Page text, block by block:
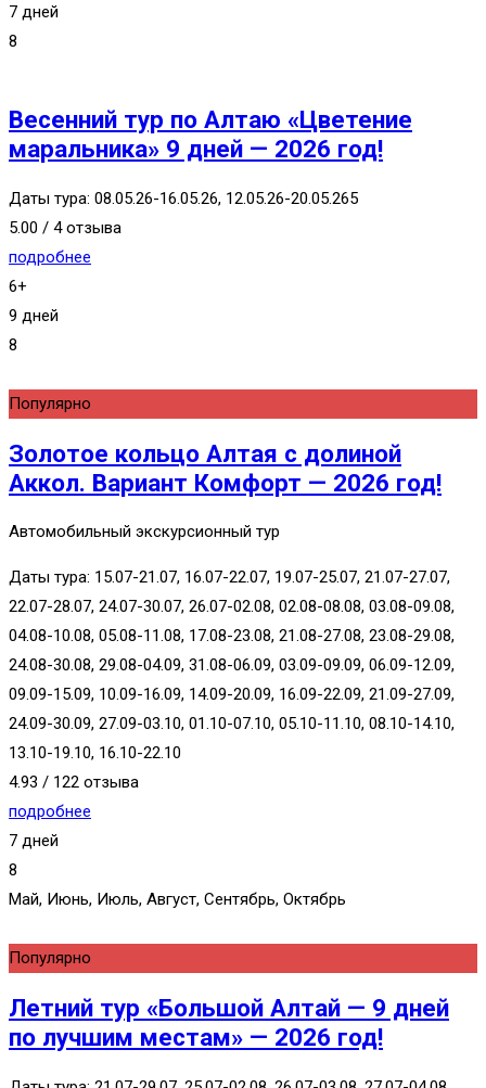
7 дней
8
Весенний тур по Алтаю «Цветение
маральника» 9 дней — 2026 год!
Даты тура: 08.05.26-16.05.26, 12.05.26-20.05.265
5.00 / 4 отзыва
подробнее
6+
9 дней
8
Популярно
Золотое кольцо Алтая с долиной
Аккол. Вариант Комфорт — 2026 год!
Автомобильный экскурсионный тур
Даты тура: 15.07-21.07, 16.07-22.07, 19.07-25.07, 21.07-27.07,
22.07-28.07, 24.07-30.07, 26.07-02.08, 02.08-08.08, 03.08-09.08,
04.08-10.08, 05.08-11.08, 17.08-23.08, 21.08-27.08, 23.08-29.08,
24.08-30.08, 29.08-04.09, 31.08-06.09, 03.09-09.09, 06.09-12.09,
09.09-15.09, 10.09-16.09, 14.09-20.09, 16.09-22.09, 21.09-27.09,
24.09-30.09, 27.09-03.10, 01.10-07.10, 05.10-11.10, 08.10-14.10,
13.10-19.10, 16.10-22.10
4.93 / 122 отзыва
подробнее
7 дней
8
Май, Июнь, Июль, Август, Сентябрь, Октябрь
Популярно
Летний тур «Большой Алтай — 9 дней
по лучшим местам» — 2026 год!